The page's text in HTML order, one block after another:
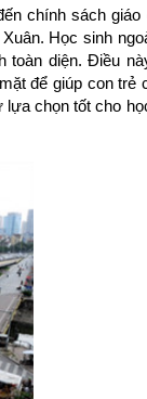
chính sách giáo
Học sinh
toàn diện. Điều
để giúp con trẻ
lựa chọn tốt cho